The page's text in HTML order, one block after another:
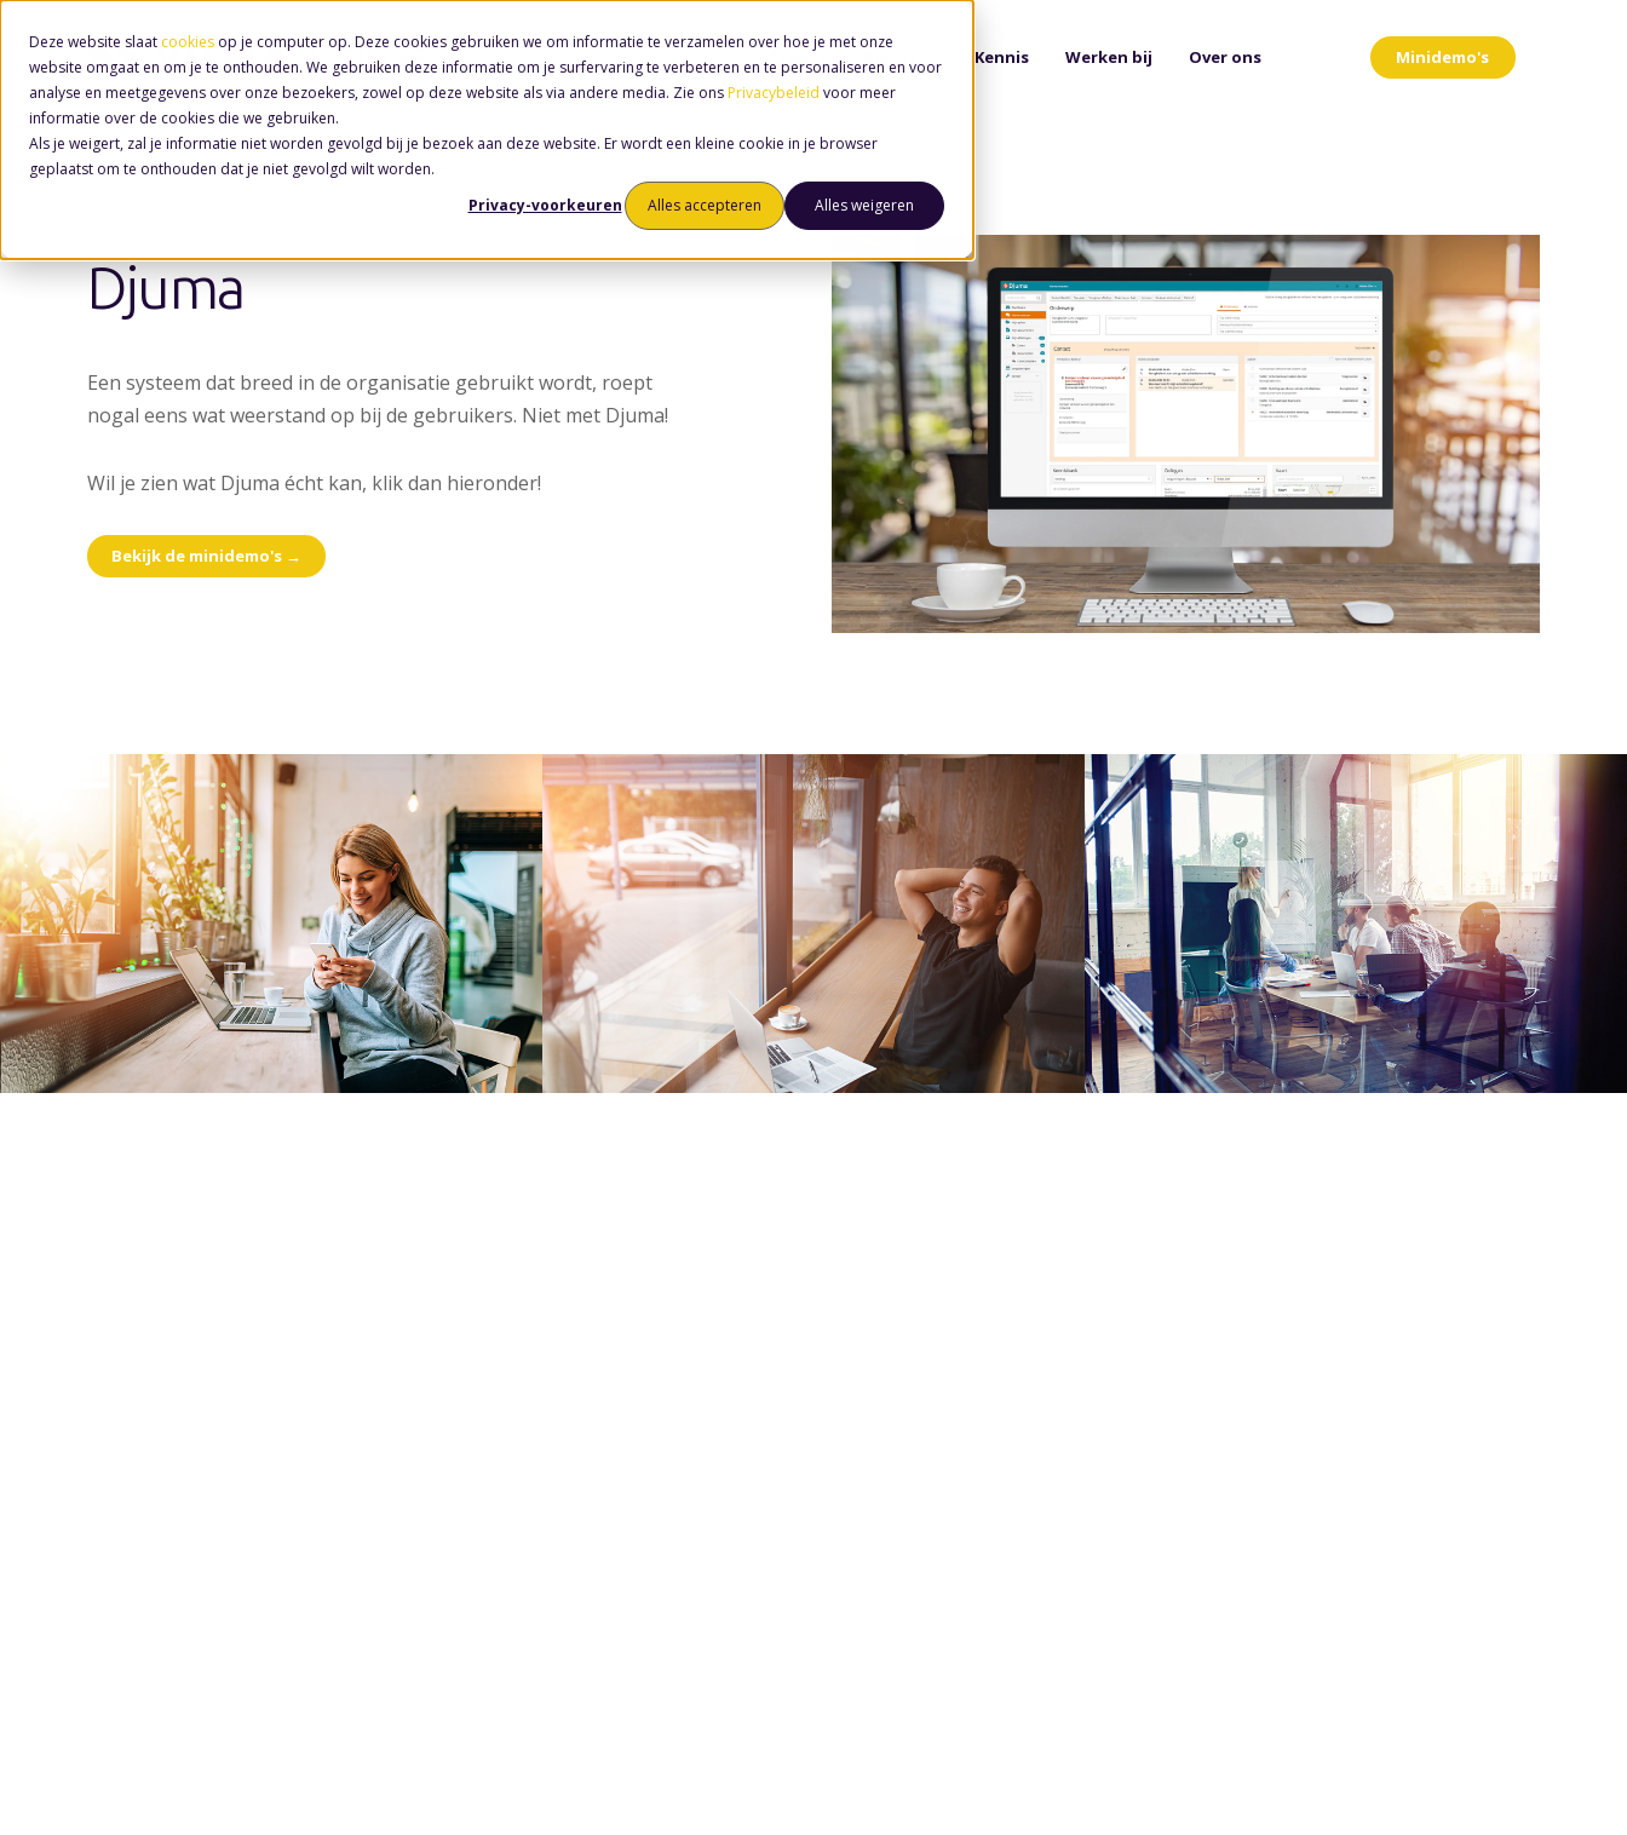
Deze website slaat cookies op je computer op. Deze cookies gebruiken we om informatie te verzamelen over hoe je met onze
website omgaat en om je te onthouden. We gebruiken deze informatie om je surfervaring te verbeteren en te personaliseren en voor
analyse en meetgegevens over onze bezoekers, zowel op deze website als via andere media. Zie ons Privacybeleid voor meer
informatie over de cookies die we gebruiken.
Als je weigert, zal je informatie niet worden gevolgd bij je bezoek aan deze website. Er wordt een kleine cookie in je browser
geplaatst om te onthouden dat je niet gevolgd wilt worden.
Privacy-voorkeuren
Alles accepteren Alles weigeren
Software Kennis Werken bij Over ons Minidemo's
Djuma
Een systeem dat breed in de organisatie gebruikt wordt, roept
nogal eens wat weerstand op bij de gebruikers. Niet met Djuma!
Wil je zien wat Djuma écht kan, klik dan hieronder!
Bekijk de minidemo's →